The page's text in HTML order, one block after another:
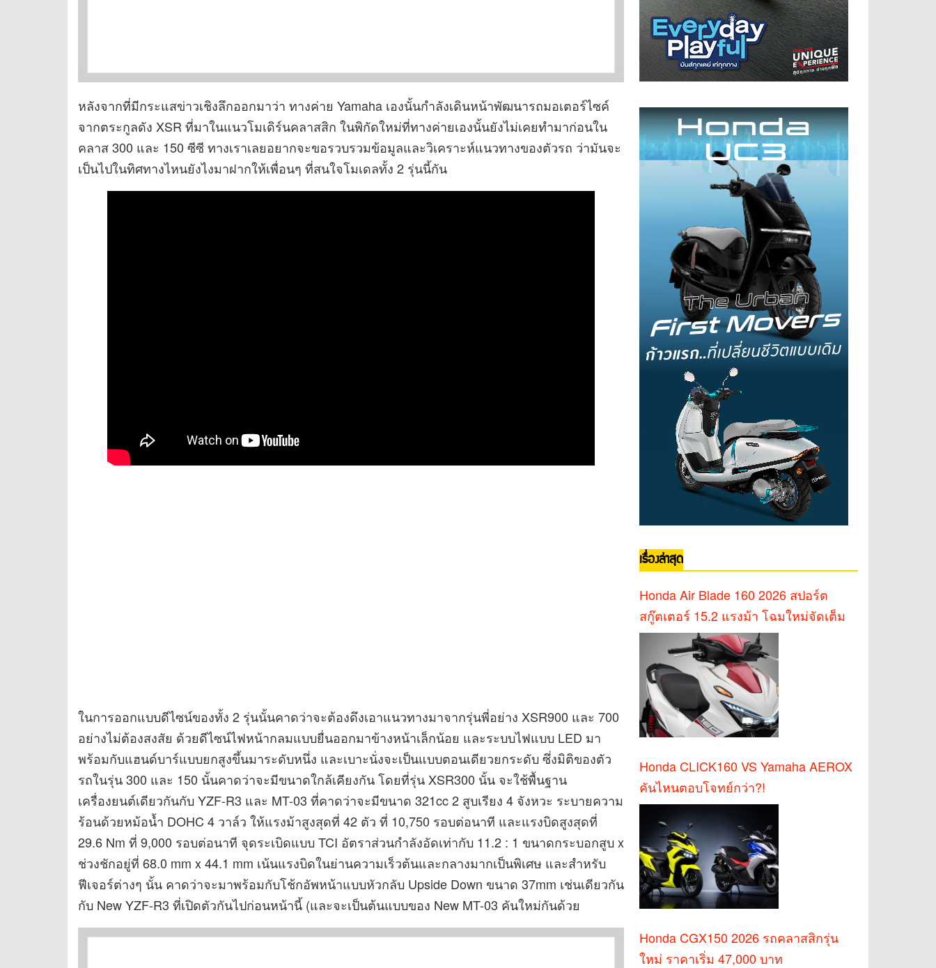
หลังจากที่มีกระแสข่าวเชิงลึกออกมาว่า ทางค่าย Yamaha เองนั้นกำลังเดินหน้าพัฒนารถมอเตอร์ไซค์
จากตระกูลดัง XSR ที่มาในแนวโมเดิร์นคลาสสิก ในพิกัดใหม่ที่ทางค่ายเองนั้นยังไม่เคยทำมาก่อนใน
คลาส 300 และ 150 ซีซี ทางเราเลยอยากจะขอรวบรวมข้อมูลและวิเคราะห์แนวทางของตัวรถ ว่ามันจะ
เป็นไปในทิศทางไหนยังไงมาฝากให้เพื่อนๆ ที่สนใจโมเดลทั้ง 2 รุ่นนี้กัน
ในการออกแบบดีไซน์ของทั้ง 2 รุ่นนั้นคาดว่าจะต้องดึงเอาแนวทางมาจากรุ่นพี่อย่าง XSR900 และ 700
อย่างไม่ต้องสงสัย ด้วยดีไซน์ไฟหน้ากลมแบบยื่นออกมาข้างหน้าเล็กน้อย และระบบไฟแบบ LED มา
พร้อมกับแฮนด์บาร์แบบยกสูงขึ้นมาระดับหนึ่ง และเบาะนั่งจะเป็นแบบตอนเดียวยกระดับ ซึ่งมิติของตัว
รถในรุ่น 300 และ 150 นั้นคาดว่าจะมีขนาดใกล้เคียงกัน โดยที่รุ่น XSR300 นั้น จะใช้พื้นฐาน
เครื่องยนต์เดียวกันกับ YZF-R3 และ MT-03 ที่คาดว่าจะมีขนาด 321cc 2 สูบเรียง 4 จังหวะ ระบายความ
ร้อนด้วยหม้อน้ำ DOHC 4 วาล์ว ให้แรงม้าสูงสุดที่ 42 ตัว ที่ 10,750 รอบต่อนาที และแรงบิดสูงสุดที่
29.6 Nm ที่ 9,000 รอบต่อนาที จุดระเบิดแบบ TCI อัตราส่วนกำลังอัดเท่ากับ 11.2 : 1 ขนาดกระบอกสูบ x
ช่วงชักอยู่ที่ 68.0 mm x 44.1 mm เน้นแรงบิดในย่านความเร็วต้นและกลางมากเป็นพิเศษ และสำหรับ
ฟีเจอร์ต่างๆ นั้น คาดว่าจะมาพร้อมกับโช้กอัพหน้าแบบหัวกลับ Upside Down ขนาด 37mm เช่นเดียวกัน
กับ New YZF-R3 ที่เปิดตัวกันไปก่อนหน้านี้ (และจะเป็นต้นแบบของ New MT-03 คันใหม่กันด้วย
เรื่องล่าสุด
Honda Air Blade 160 2026 สปอร์ต
สกู๊ตเตอร์ 15.2 แรงม้า โฉมใหม่จัดเต็ม
Honda CLICK160 VS Yamaha AEROX
คันไหนตอบโจทย์กว่า?!
Honda CGX150 2026 รถคลาสสิกรุ่น
ใหม่ ราคาเริ่ม 47,000 บาท